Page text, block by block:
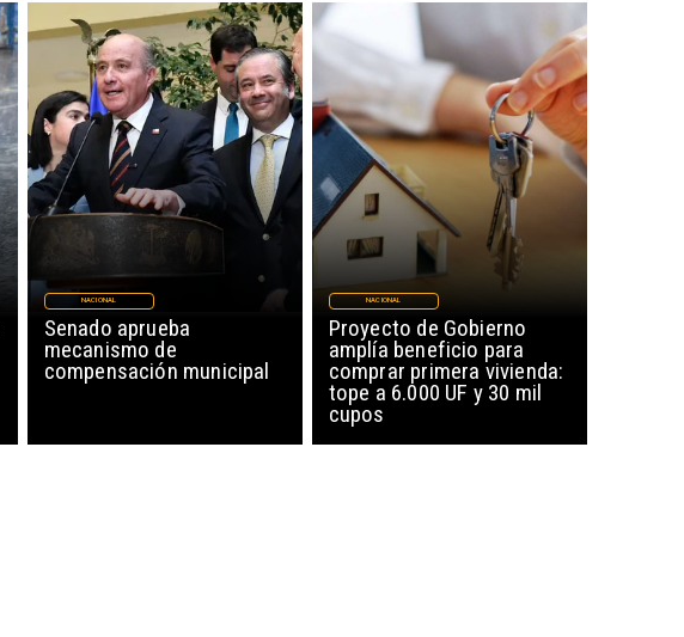
Senado aprueba
mecanismo de
compensación municipal
NACIONAL
Proyecto de Gobierno
amplía beneficio para
comprar primera vivienda:
tope a 6.000 UF y 30 mil
cupos
NACIONAL